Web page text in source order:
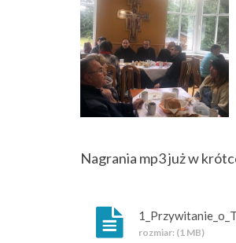
Nagrania mp3 już w
rozmiar: (1 MB)